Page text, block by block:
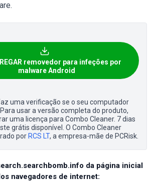
removedor para infeções por
malware Android
uma verificação se o seu computador
usar a versão completa do produto,
uma licença para Combo Cleaner. 7 dias
grátis disponível. O Combo Cleaner
por RCS LT, a empresa-mãe de PCRisk.
da página inicial
navegadores de internet: